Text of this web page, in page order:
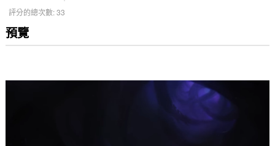
評分的總次數:33
預覽